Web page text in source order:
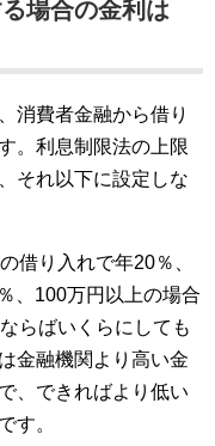
場合の金利は
消費者金融から借り
。利息制限法の上限
それ以下に設定しな
借り入れで年20％、
、100万円以上の場合
らばいくらにしても
金融機関より高い金
、できればより低い
す。